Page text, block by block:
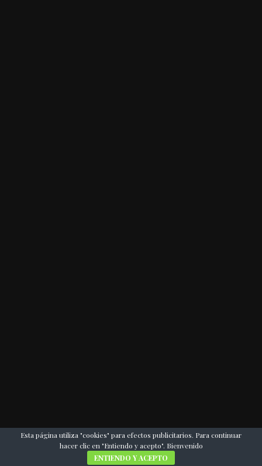
Esta página utiliza "cookies" para efectos publicitarios. Para continuar
hacer clic en "Entiendo y acepto". Bienvenido
ENTIENDO Y ACEPTO